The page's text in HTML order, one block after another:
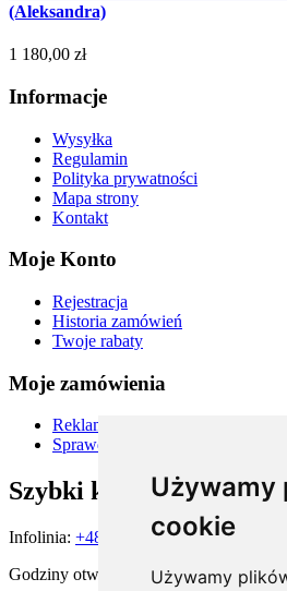
Używamy
cookie
Używamy
(Aleksandra)
1 180,00 zł
Informacje
Wysyłka
Regulamin
Polityka prywatności
Mapa strony
Kontakt
Moje Konto
Rejestracja
Historia zamówień
Twoje rabaty
Moje zamówienia
Reklamacje i zwroty
Sprawdź status zamówienia
Szybki kontakt
Infolinia: +48 667 900 581
Godziny otwarcia: